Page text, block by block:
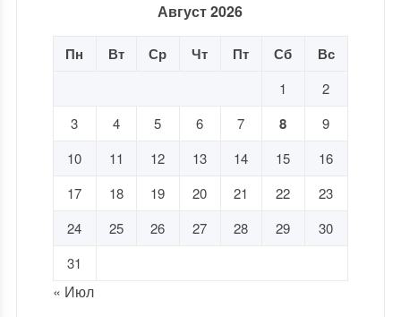
Август 2026
Пн Вт Ср Чт Пт Сб Вс
1
2
3
4 5 6 7 8
9
10
11 12 13 14 15
16
17
18 19 20 21 22
23
24
25 26 27 28 29
30
31
« Июл